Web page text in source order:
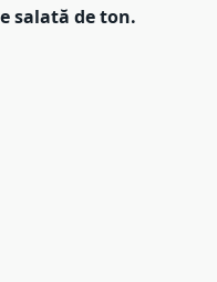
salată de ton.